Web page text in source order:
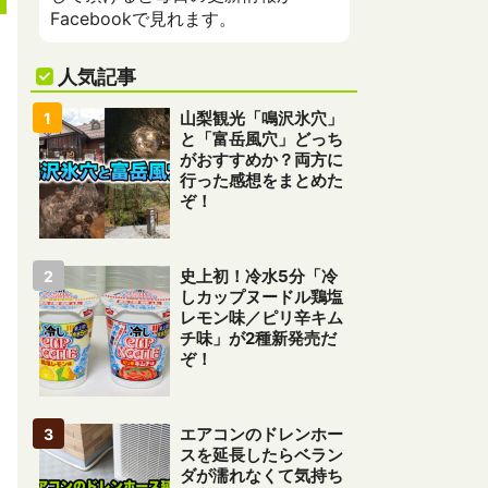
Facebookで見れます。
人気記事
山梨観光「鳴沢氷穴」
と「富岳風穴」どっち
がおすすめか？両方に
行った感想をまとめた
ぞ！
史上初！冷水5分「冷
しカップヌードル鶏塩
レモン味／ピリ辛キム
チ味」が2種新発売だ
ぞ！
エアコンのドレンホー
スを延長したらベラン
ダが濡れなくて気持ち